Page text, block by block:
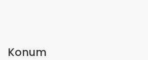
Konum